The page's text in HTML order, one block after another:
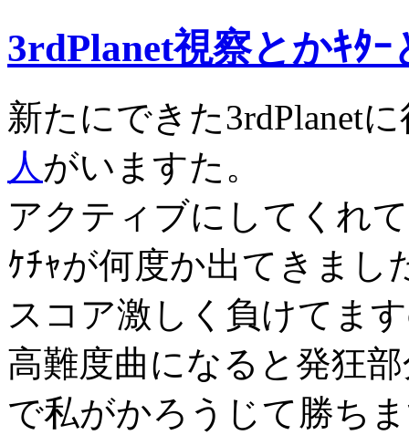
3rdPlanet視察とかｷﾀｰ
新たにできた3rdPlanet
人 がいますた。
アクティブにしてくれ
ｹﾁｬが何度か出てきまし
スコア激しく負けてま
高難度曲になると発狂
で私がかろうじて勝ち